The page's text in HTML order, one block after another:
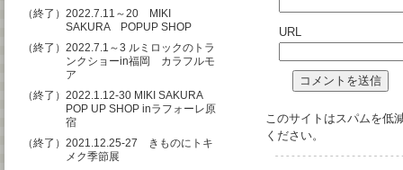
URL
このサイトはスパムを低
ください。
（終了）2022.7.11～20 MIKI
SAKURA POPUP SHOP
（終了）2022.7.1～3 ルミロックのトラ
ンクショーin福岡 カラフルモ
ア
（終了）2022.1.12-30 MIKI SAKURA
POP UP SHOP inラフォーレ原
宿
（終了）2021.12.25-27 きものにトキ
メク季節展